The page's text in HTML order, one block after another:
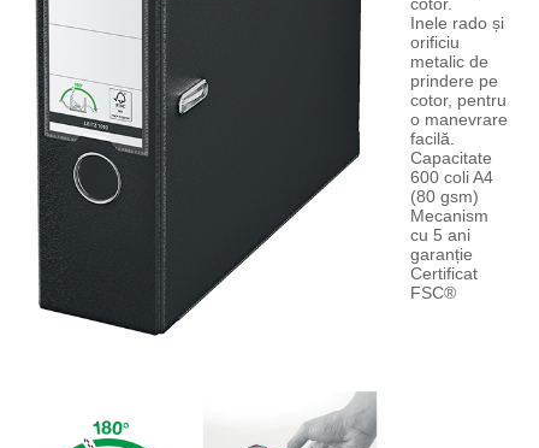
Inele rado și
orificiu
metalic de
prindere pe
cotor, pentru
o manevrare
facilă.
Capacitate
600 coli A4
(80 gsm)
Mecanism
cu 5 ani
garanție
Certificat
FSC®